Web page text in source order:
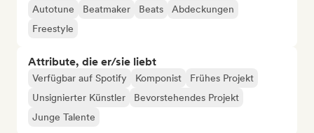
Autotune Beatmaker Beats
Abdeckungen
Freestyle
Attribute, die er/sie liebt
Verfügbar auf Spotify Komponist
Frühes Projekt
Unsignierter Künstler
Bevorstehendes Projekt
Junge Talente